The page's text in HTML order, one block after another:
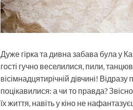
Дуже гірка та дивна забава була у
гості гучно веселилися, пили,
вісімнадцятирічній дівчині!
поцікавилися: а чи то правда?
їх життя, навіть у кіно не